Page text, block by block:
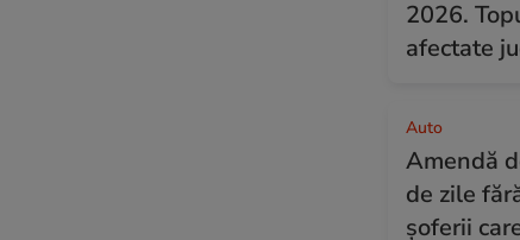
2026.
afectate
Auto
Amendă
de zile
șoferii